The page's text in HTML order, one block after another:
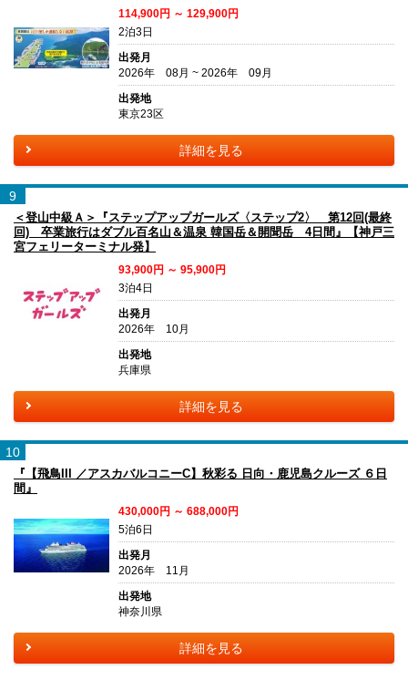
114,900円 ～ 129,900円
2泊3日
出発月
2026年 08月 ~ 2026年 09月
出発地
東京23区
詳細を見る
9
＜登山中級Ａ＞『ステップアップガールズ〈ステップ2〉 第12回(最終
回) 卒業旅行はダブル百名山＆温泉 韓国岳＆開聞岳 4日間』【神戸三
宮フェリーターミナル発】
93,900円 ～ 95,900円
3泊4日
出発月
2026年 10月
出発地
兵庫県
詳細を見る
10
『【飛鳥III ／アスカバルコニーC】秋彩る 日向・鹿児島クルーズ ６日
間』
430,000円 ～ 688,000円
5泊6日
出発月
2026年 11月
出発地
神奈川県
詳細を見る